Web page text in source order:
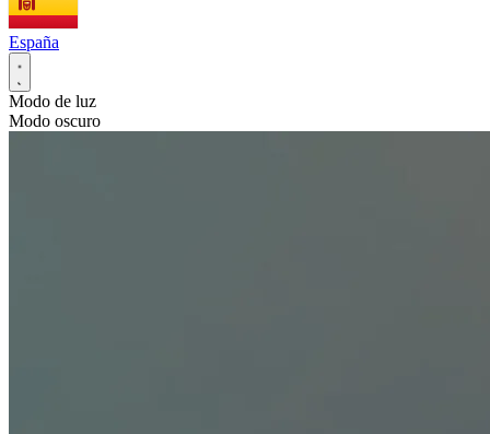
España
Modo de luz
Modo oscuro